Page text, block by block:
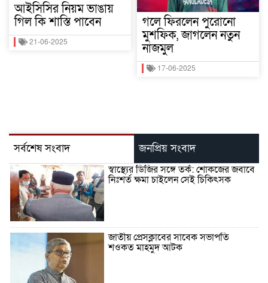
আইসিসির নিয়ম ভাঙায়
গিল কি শাস্তি পাবেন
21-06-2025
গলে ফিরলেন পুরোনো
মুশফিক, জাগলেন নতুন
নাজমুল
17-06-2025
সর্বশেষ সংবাদ জনপ্রিয় সংবাদ
স্বাস্থ্যের ডিজির সঙ্গে তর্ক: শোকজের জবাবে
নিঃশর্ত ক্ষমা চাইলেন সেই চিকিৎসক
জাতীয় প্রেসক্লাবের সাবেক সভাপতি
শওকত মাহমুদ আটক